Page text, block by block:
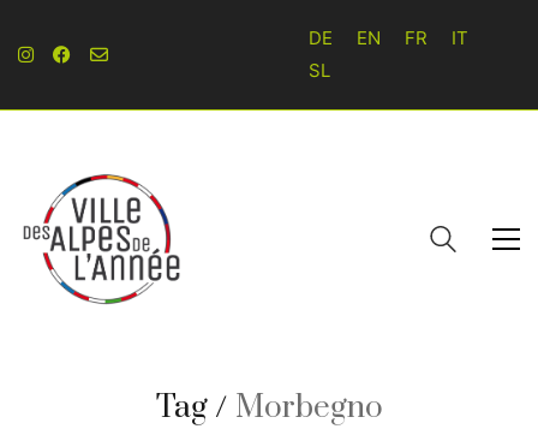
DE EN FR
IT
SL
Tag / Morbegno